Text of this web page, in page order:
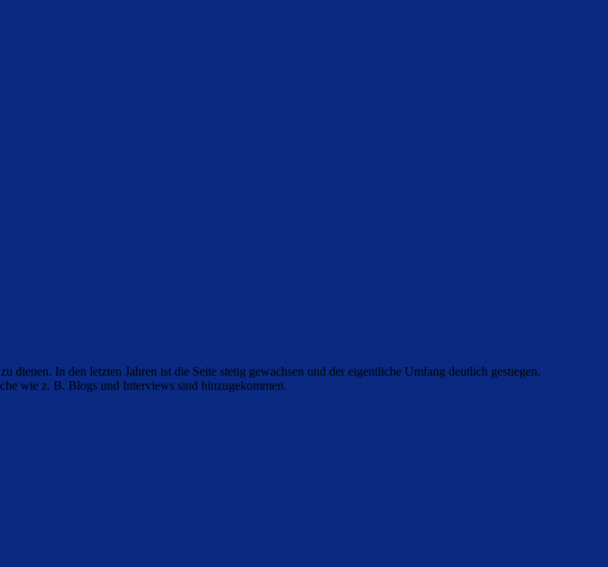
In den letzten Jahren ist die Seite stetig gewachsen und der eigentliche Umfang deutlich gestiegen.
wie z. B. Blogs und Interviews sind hinzugekommen.